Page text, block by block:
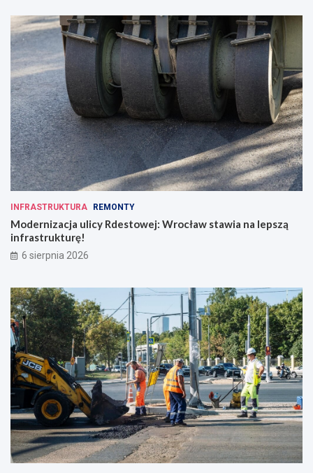
INFRASTRUKTURA REMONTY
Modernizacja ulicy Rdestowej: Wrocław stawia na lepszą
infrastrukturę!
6 sierpnia 2026